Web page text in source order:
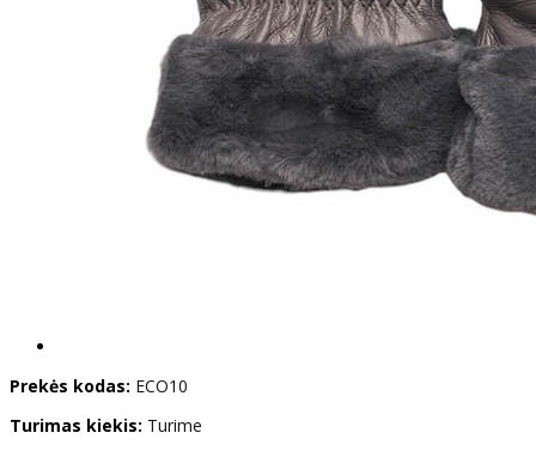
Prekės kodas: ECO10
Turimas kiekis: Turime